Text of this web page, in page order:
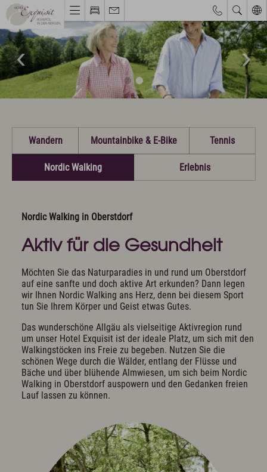
Webcams & Wetterbericht Eventkalender
Hotel & Ruhepol
Das Exquisit-Team
Bilder & Impressionen
Hotelbewertungen
Zimmer, Suiten & Preise
Inklusivleistungen
Exquisit Business - Tagen & Feiern
Kulinarik & Genuss
Frühstück im Hotel
Mittag & mehr
Kulinarischer Abend
Bar & Weinkeller
Events
Feiern & Hochzeiten
Übersichtsplan & Öffnungszeiten
Spa Bereich
Wandern Mountainbike & E-Bike Tennis
Nordic Walking Erlebnis
Nordic Walking in Oberstdorf
Aktiv für die Gesundheit
Möchten Sie das Naturparadies in und rund um Oberstdorf
auf eine sanfte und doch aktive Art erkunden? Dann legen
wir Ihnen Nordic Walking ans Herz, denn bei diesem Sport
tun Sie Ihrem Körper und Geist etwas Gutes.
Das wunderschöne Allgäu als vielseitige Aktivregion rund
um unser Hotel Exquisit ist der ideale Platz, um sich mit den
Walkingstöcken ins Freie zu begeben. Nutzen Sie die
schönen Wege durch die Wälder, entlang der Flüsse und
Bäche und über blühende Almwiesen, um sich beim Nordic
Walking in Oberstdorf auspowern und den Gedanken freien
Lauf lassen zu können.